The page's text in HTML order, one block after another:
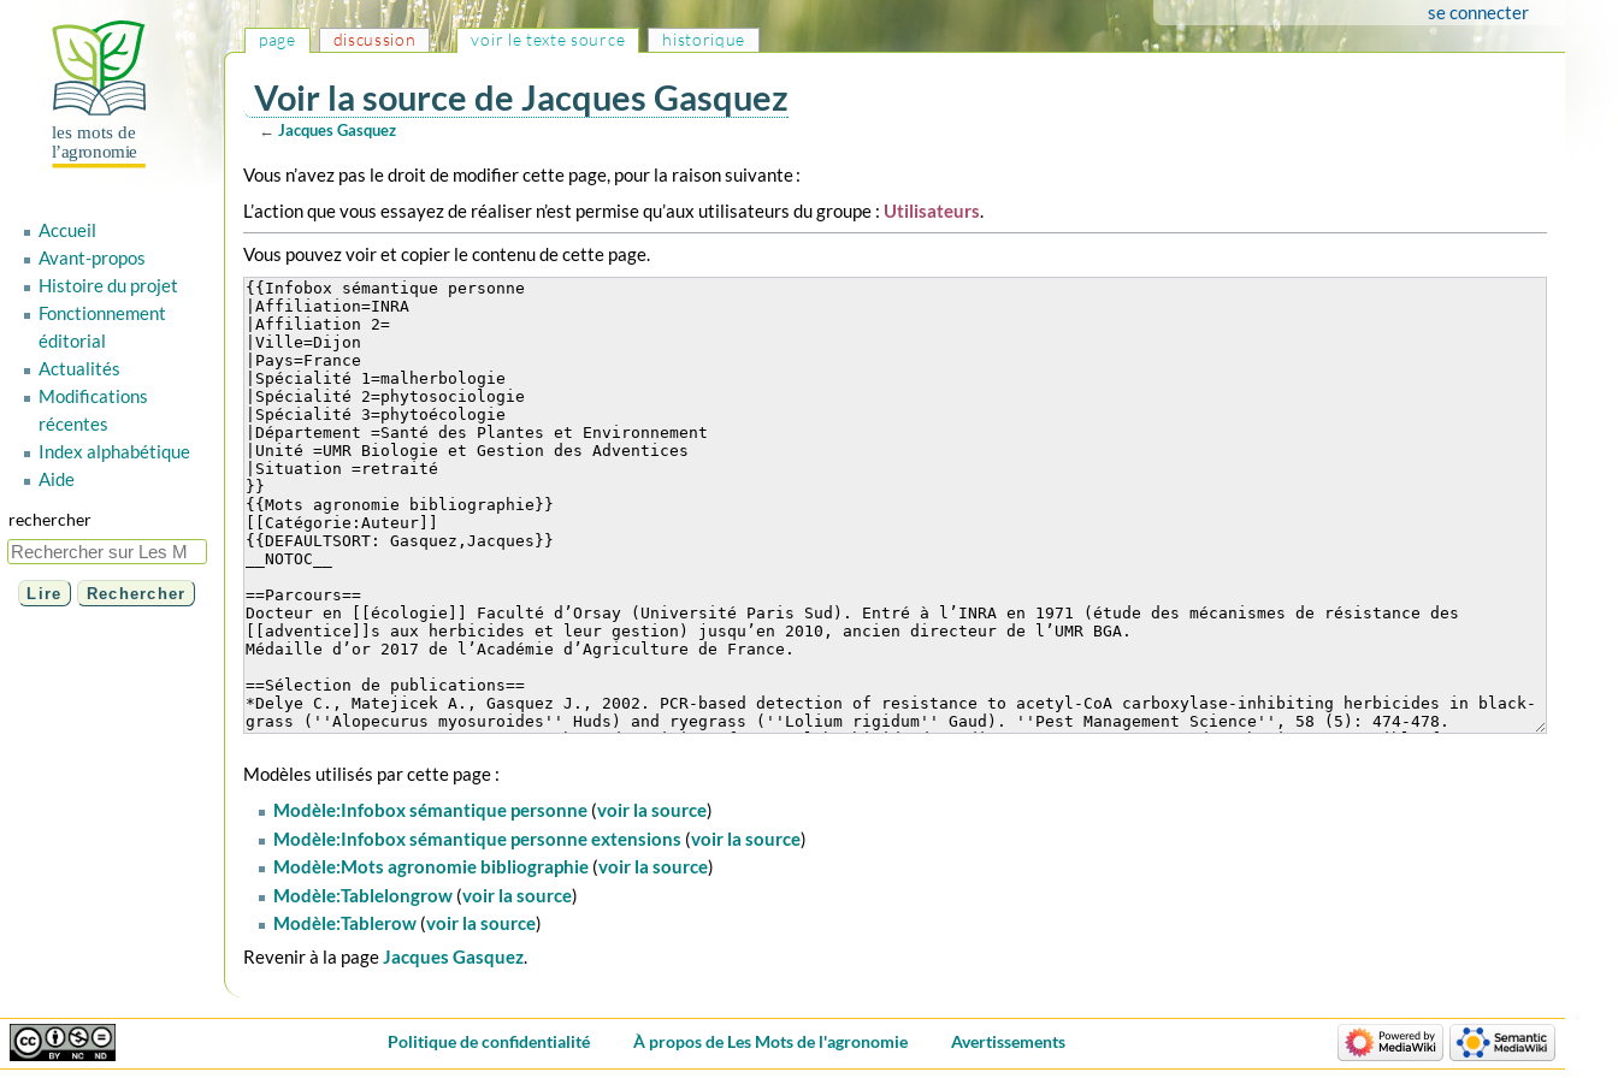
Voir la source de Jacques Gasquez
← Jacques Gasquez
Aller
à
navigation
Aller
à
recherche
Vous n’avez pas le droit de modifier cette page, pour la raison suivante :
L’action que vous essayez de réaliser n’est permise qu’aux utilisateurs du groupe : Utilisateurs.
Vous pouvez voir et copier le contenu de cette page.
Modèles utilisés par cette page :
Modèle:Infobox sémantique personne(voir la source)
Modèle:Infobox sémantique personne extensions (voir la source)
Modèle:Mots agronomie bibliographie(voir la source)
Modèle:Tablelongrow(voir la source)
Modèle:Tablerow(voir la source)
Revenir à la pageJacques Gasquez.
page discussion voir le texte source historique
se connecter
Accueil
Avant-propos
Histoire du projet
Fonctionnement
éditorial
Actualités
Modifications
récentes
Index alphabétique
Aide
rechercher
Politique de confidentialité À propos de Les Mots de l'agronomie Avertissements